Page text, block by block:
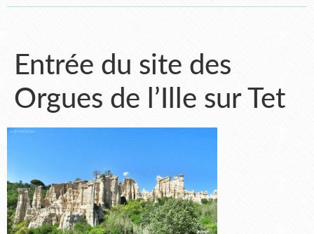
Entrée du site des
Orgues de l’Ille sur Tet